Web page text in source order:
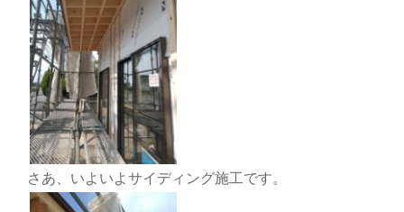
さあ、いよいよサイディング施工です。